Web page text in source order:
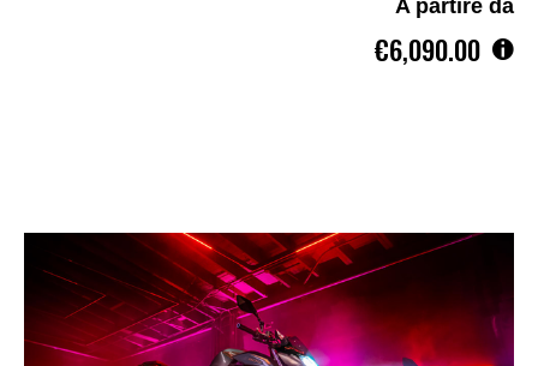
A partire da
€6,090.00